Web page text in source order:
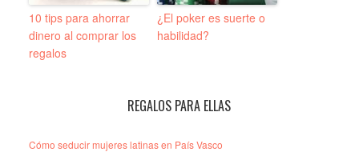
10 tips para ahorrar
dinero al comprar los
regalos
¿El poker es suerte o
habilidad?
REGALOS PARA ELLAS
Cómo seducir mujeres latinas en País Vasco